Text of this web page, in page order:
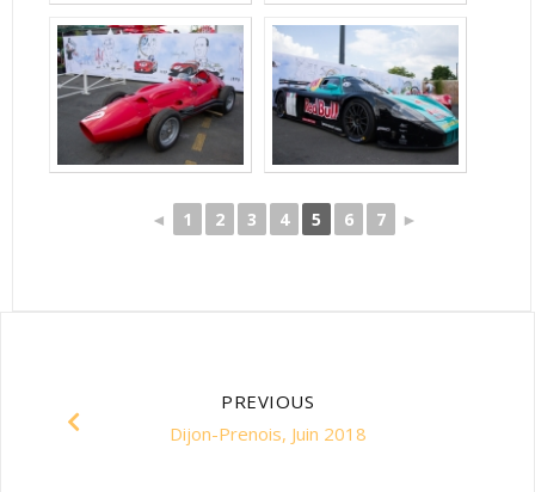
◄ 1 2 3 4 5 6 7 ►
PREVIOUS
Dijon-Prenois, Juin 2018